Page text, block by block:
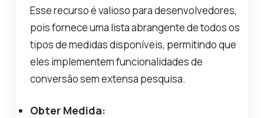
Esse recurso é valioso para desenvolvedores,
pois fornece uma lista abrangente de todos os
tipos de medidas disponíveis, permitindo que
eles implementem funcionalidades de
conversão sem extensa pesquisa.
Obter Medida: